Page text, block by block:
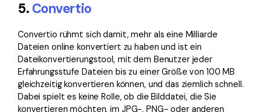
5. Convertio
Convertio rühmt sich damit, mehr als eine Milliarde
Dateien online konvertiert zu haben und ist ein
Dateikonvertierungstool, mit dem Benutzer jeder
Erfahrungsstufe Dateien bis zu einer Größe von 100 MB
gleichzeitig konvertieren können, und das ziemlich schnell.
Dabei spielt es keine Rolle, ob die Bilddatei, die Sie
konvertieren möchten, im JPG-, PNG- oder anderen